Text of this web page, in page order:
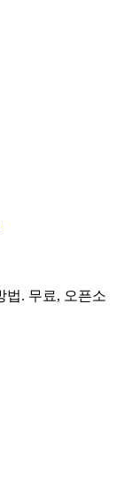
법. 무료, 오픈소